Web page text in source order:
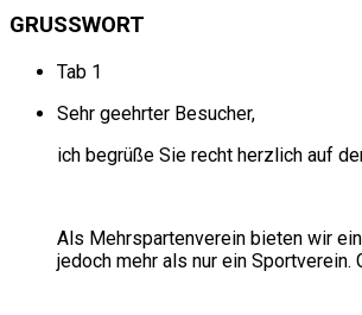
GRUSSWORT
Tab 1
Sehr geehrter Besucher,
ich begrüße Sie recht herzlich auf
Als Mehrspartenverein bieten wir
jedoch mehr als nur ein